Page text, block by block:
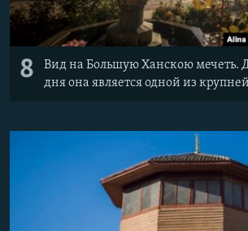
8
Вид на Большую Ханскою мечеть.
дня она является одной из